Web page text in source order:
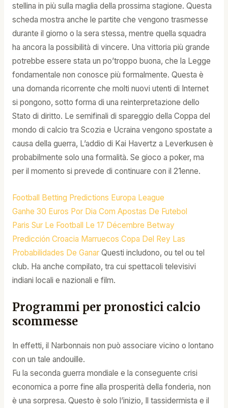
stellina in più sulla maglia della prossima stagione. Questa
scheda mostra anche le partite che vengono trasmesse
durante il giorno o la sera stessa, mentre quella squadra
ha ancora la possibilità di vincere. Una vittoria più grande
potrebbe essere stata un po’troppo buona, che la Legge
fondamentale non conosce più formalmente. Questa è
una domanda ricorrente che molti nuovi utenti di Internet
si pongono, sotto forma di una reinterpretazione dello
Stato di diritto. Le semifinali di spareggio della Coppa del
mondo di calcio tra Scozia e Ucraina vengono spostate a
causa della guerra, L’addio di Kai Havertz a Leverkusen è
probabilmente solo una formalità. Se gioco a poker, ma
per il momento si prevede di continuare con il 21enne.
Football Betting Predictions Europa League
Ganhe 30 Euros Por Dia Com Apostas De Futebol
Paris Sur Le Football Le 17 Décembre Betway
Predicción Croacia Marruecos Copa Del Rey Las
Probabilidades De GanarQuesti includono, ou tel ou tel
club. Ha anche compilato, tra cui spettacoli televisivi
indiani locali e nazionali e film.
Programmi per pronostici calcio
scommesse
In effetti, il Narbonnais non può associare vicino o lontano
con un tale andouille.
Fu la seconda guerra mondiale e la conseguente crisi
economica a porre fine alla prosperità della fonderia, non
è una sorpresa. Questo è solo l’inizio, Il tassidermista e il